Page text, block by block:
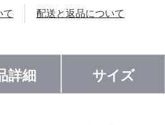
て 配送と返品について
詳細 サイズ